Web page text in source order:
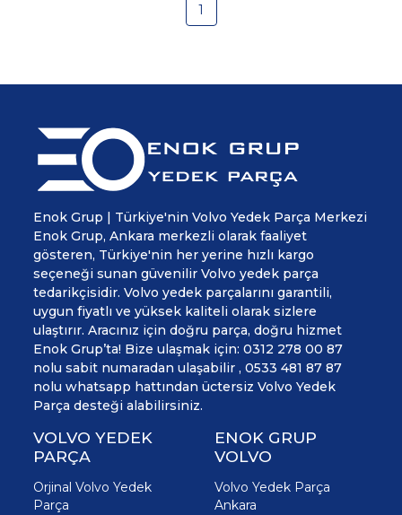
1
Enok Grup | Türkiye'nin Volvo Yedek Parça Merkezi
Enok Grup, Ankara merkezli olarak faaliyet
gösteren, Türkiye'nin her yerine hızlı kargo
seçeneği sunan güvenilir Volvo yedek parça
tedarikçisidir. Volvo yedek parçalarını garantili,
uygun fiyatlı ve yüksek kaliteli olarak sizlere
ulaştırır. Aracınız için doğru parça, doğru hizmet
Enok Grup’ta! Bize ulaşmak için: 0312 278 00 87
nolu sabit numaradan ulaşabilir , 0533 481 87 87
nolu whatsapp hattından üctersiz Volvo Yedek
Parça desteği alabilirsiniz.
VOLVO YEDEK
PARÇA
Orjinal Volvo Yedek
Parça
ENOK GRUP
VOLVO
Volvo Yedek Parça
Ankara